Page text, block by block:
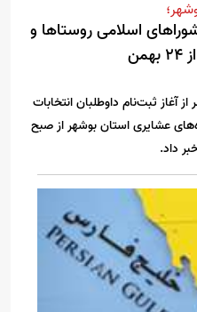
اسلامی روستاها و
آغاز ثبت‌نام داوطلبان انتخابات
عشایری استان بوشهر از صبح